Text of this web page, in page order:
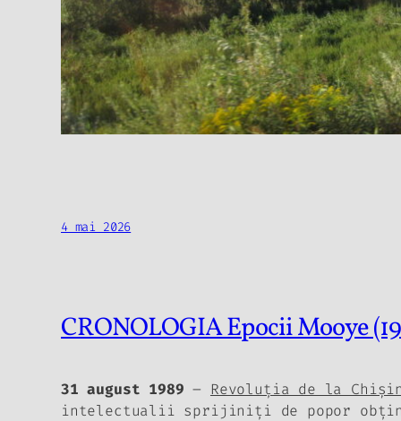
4 mai 2026
CRONOLOGIA Epocii Mooye
31 august 1989 – Revoluţia de la
intelectualii sprijiniţi de popor obţin